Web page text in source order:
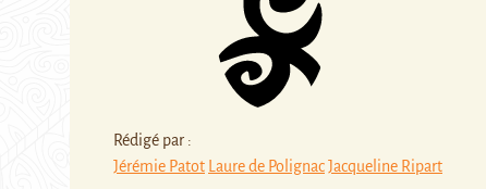
Rédigé par :
Jérémie Patot Laure de PolignacJacqueline Ripart